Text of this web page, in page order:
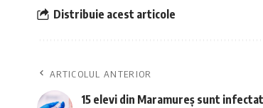
Distribuie acest articole
ARTICOLUL ANTERIOR
15 elevi din Maramureș sunt